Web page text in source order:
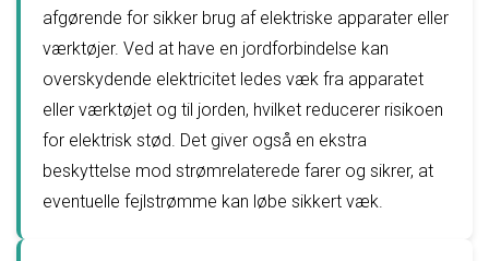
afgørende for sikker brug af elektriske apparater eller
værktøjer. Ved at have en jordforbindelse kan
overskydende elektricitet ledes væk fra apparatet
eller værktøjet og til jorden, hvilket reducerer risikoen
for elektrisk stød. Det giver også en ekstra
beskyttelse mod strømrelaterede farer og sikrer, at
eventuelle fejlstrømme kan løbe sikkert væk.